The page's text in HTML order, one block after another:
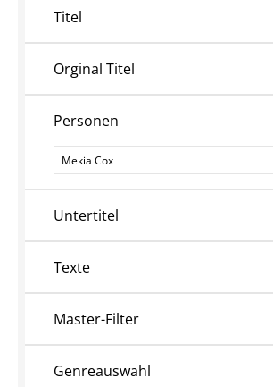
Titel
Orginal Titel
Personen
Personen
Untertitel
Texte
Master-Filter
Genreauswahl